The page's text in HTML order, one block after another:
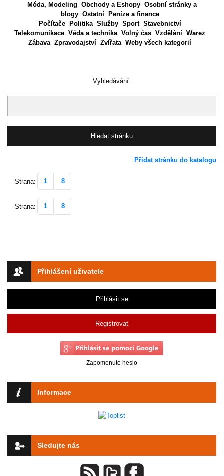
Přihlášení uživatele
Přihlásit se
Registrovat
Zapomenuté heslo
Informace
Sledujte nás
Móda, Modeling Obchody a Eshopy Osobní stránky a
blogy Ostatní
Peníze a finance
Počítače
Politika Služby Sport Stavebnictví
Telekomunikace Věda a technika Volný čas Vzdělání Warez
Zábava Zpravodajství Zvířata Weby všech kategorií
Vyhledávání:
Přidat stránku do katalogu
Strana: 1 8
Strana: 1 8